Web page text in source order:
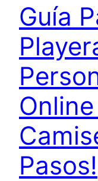
Guía
Online
Pasos!